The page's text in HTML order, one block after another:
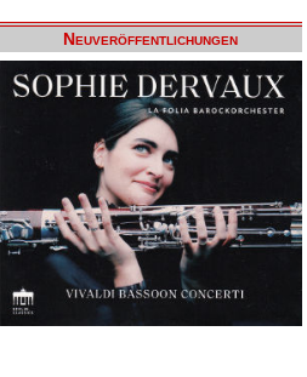
Neuveröffentlichungen